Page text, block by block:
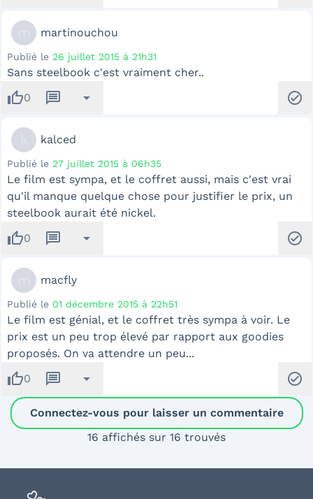
martinouchou
Publié le 26 juillet 2015 à 21h31
Sans steelbook c'est vraiment cher..
thumb_up0 message arrow_drop_down check_circle
kalced
Publié le 27 juillet 2015 à 06h35
Le film est sympa, et le coffret aussi, mais c'est vrai
qu'il manque quelque chose pour justifier le prix, un
steelbook aurait été nickel.
thumb_up0 message arrow_drop_down check_circle
macfly
Publié le 01 décembre 2015 à 22h51
Le film est génial, et le coffret très sympa à voir. Le
prix est un peu trop élevé par rapport aux goodies
proposés. On va attendre un peu...
thumb_up0 message arrow_drop_down check_circle
Connectez-vous pour laisser un commentaire
16 affichés sur 16 trouvés